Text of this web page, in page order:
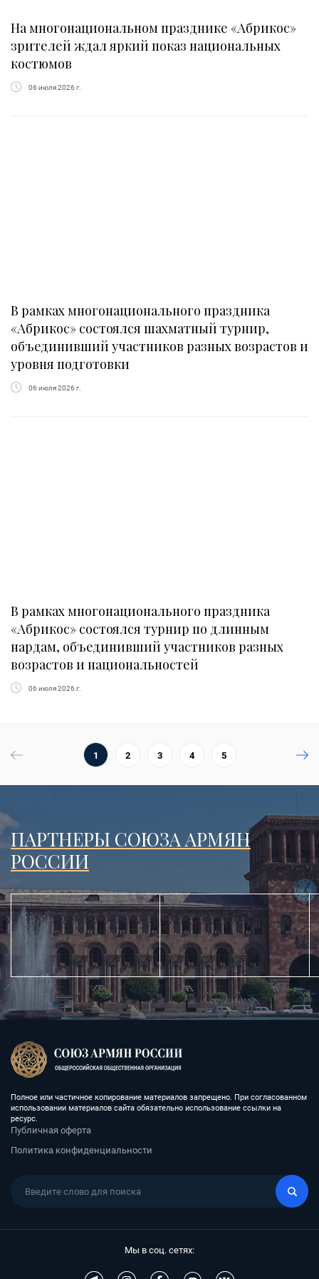
На многонациональном празднике «Абрикос»
зрителей ждал яркий показ национальных
костюмов
06 июля 2026 г.
В рамках многонационального праздника
«Абрикос» состоялся шахматный турнир,
объединивший участников разных возрастов и
уровня подготовки
06 июля 2026 г.
В рамках многонационального праздника
«Абрикос» состоялся турнир по длинным
нардам, объединивший участников разных
возрастов и национальностей
06 июля 2026 г.
1 2 3 4 5
ПАРТНЕРЫ СОЮЗА АРМЯН
РОССИИ
Полное или частичное копирование материалов запрещено. При согласованном
использовании материалов сайта обязательно использование ссылки на
ресурс.
Публичная оферта
Политика конфиденциальности
Мы в соц. сетях: